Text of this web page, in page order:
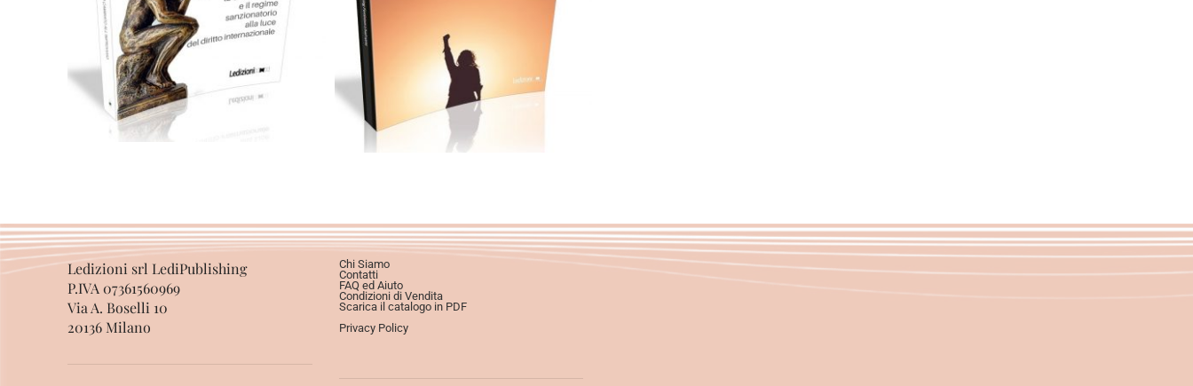
28,00
Aggiungi al carrello Scegli
Ledizioni srl LediPublishing
P.IVA 07361560969
Via A. Boselli 10
20136 Milano
Chi Siamo
Contatti
FAQ ed Aiuto
Condizioni di Vendita
Scarica il catalogo in PDF
Privacy Policy